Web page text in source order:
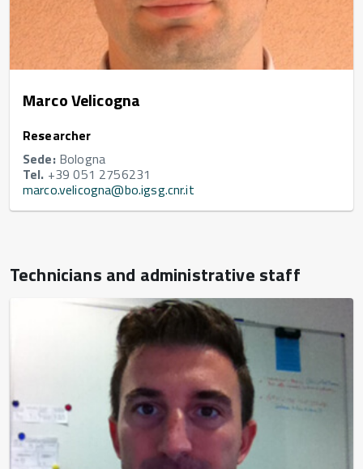
Marco Velicogna
Researcher
Sede:Bologna
Tel. +39 051 2756231
marco.velicogna@bo.igsg.cnr.it
Technicians and administrative staff